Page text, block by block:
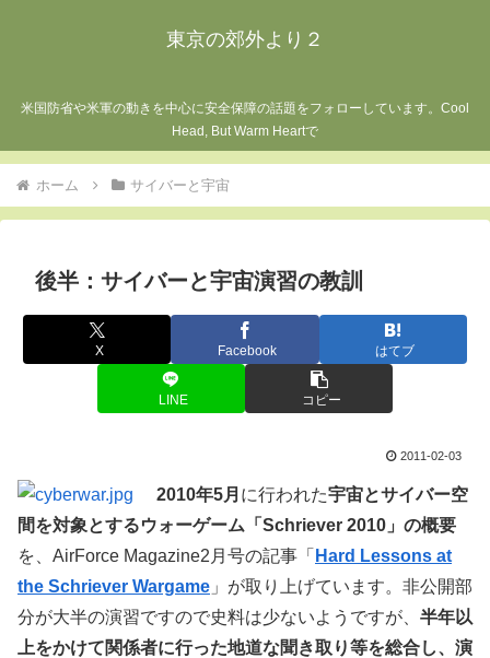
東京の郊外より２
米国防省や米軍の動きを中心に安全保障の話題をフォローしています。Cool
Head, But Warm Heartで
ホーム サイバーと宇宙
後半：サイバーと宇宙演習の教訓
X Facebook はてブ
LINE コピー
2011-02-03
2010年5月 に行われた宇宙とサイバー空
間を対象とするウォーゲーム「Schriever 2010」の概要
を、AirForce Magazine2月号の記事「 Hard Lessons at
the Schriever Wargame 」が取り上げています。非公開部
分が大半の演習ですので史料は少ないようですが、 半年以
上をかけて関係者に行った地道な聞き取り等を総合し、演